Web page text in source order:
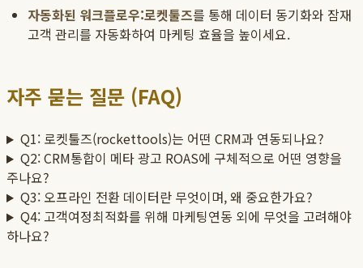
자동화된 워크플로우:로켓툴즈를 통해 데이터 동기화와 잠재
고객 관리를 자동화하여 마케팅 효율을 높이세요.
자주 묻는 질문 (FAQ)
Q1: 로켓툴즈(rockettools)는 어떤 CRM과 연동되나요?
Q2: CRM통합이 메타 광고 ROAS에 구체적으로 어떤 영향을
주나요?
Q3: 오프라인 전환 데이터란 무엇이며, 왜 중요한가요?
Q4: 고객여정최적화를 위해 마케팅연동 외에 무엇을 고려해야
하나요?